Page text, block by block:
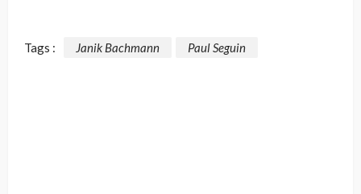
Tags : Janik Bachmann Paul Seguin